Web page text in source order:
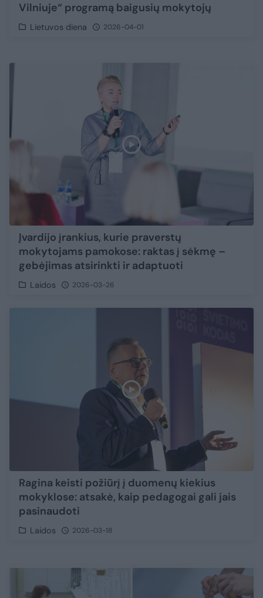
Vilniuje“ programą baigusių mokytojų
Lietuvos diena 2026-04-01
Įvardijo įrankius, kurie praverstų
mokytojams pamokose: raktas į sėkmę –
gebėjimas atsirinkti ir adaptuoti
Laidos 2026-03-26
Ragina keisti požiūrį į duomenų kiekius
mokyklose: atsakė, kaip pedagogai gali jais
pasinaudoti
Laidos 2026-03-18